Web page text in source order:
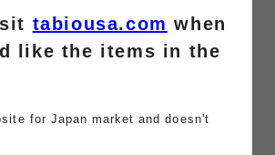
が参考になったと言っています。
ダルサックス
tabiousa.com when
like the items in the
for Japan market and doesn't